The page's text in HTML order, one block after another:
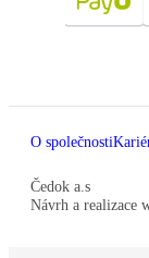
O společnosti
Čedok a.s
Návrh a realizace